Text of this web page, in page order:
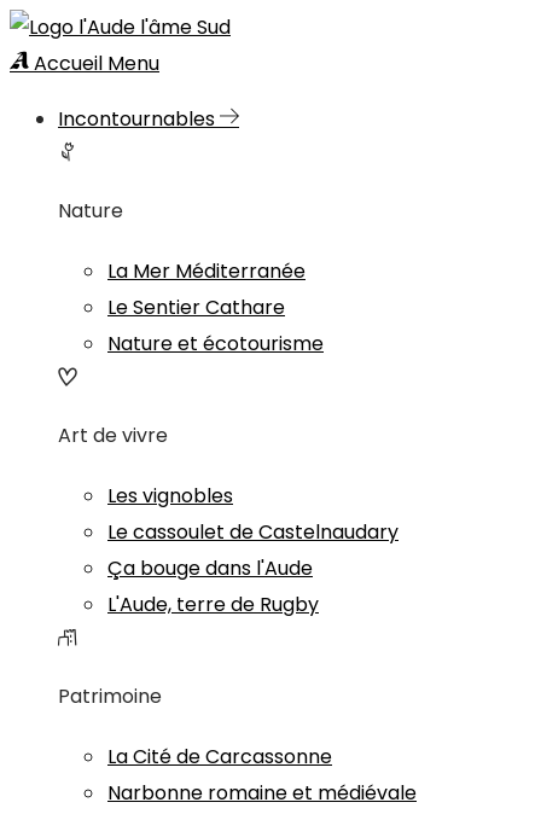
Accueil Menu
Incontournables
Nature
La Mer Méditerranée
Le Sentier Cathare
Nature et écotourisme
Art de vivre
Les vignobles
Le cassoulet de Castelnaudary
Ça bouge dans l'Aude
L'Aude, terre de Rugby
Patrimoine
La Cité de Carcassonne
Narbonne romaine et médiévale